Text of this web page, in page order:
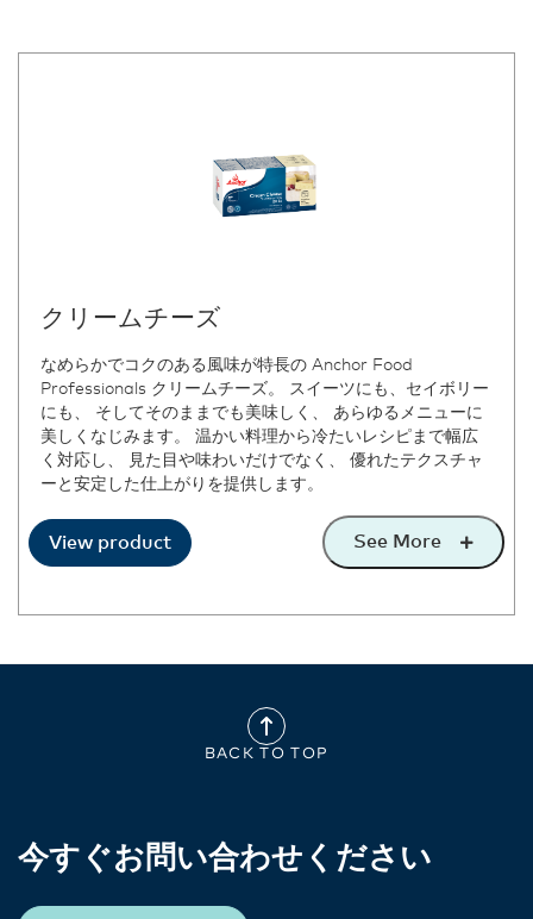
クリームチーズ
なめらかでコクのある風味が特長の Anchor Food
Professionals クリームチーズ。 スイーツにも、セイボリー
にも、 そしてそのままでも美味しく、 あらゆるメニューに
美しくなじみます。 温かい料理から冷たいレシピまで幅広
く対応し、 見た目や味わいだけでなく、 優れたテクスチャ
ーと安定した仕上がりを提供します。
View product See More
BACK TO TOP
今すぐお問い合わせください